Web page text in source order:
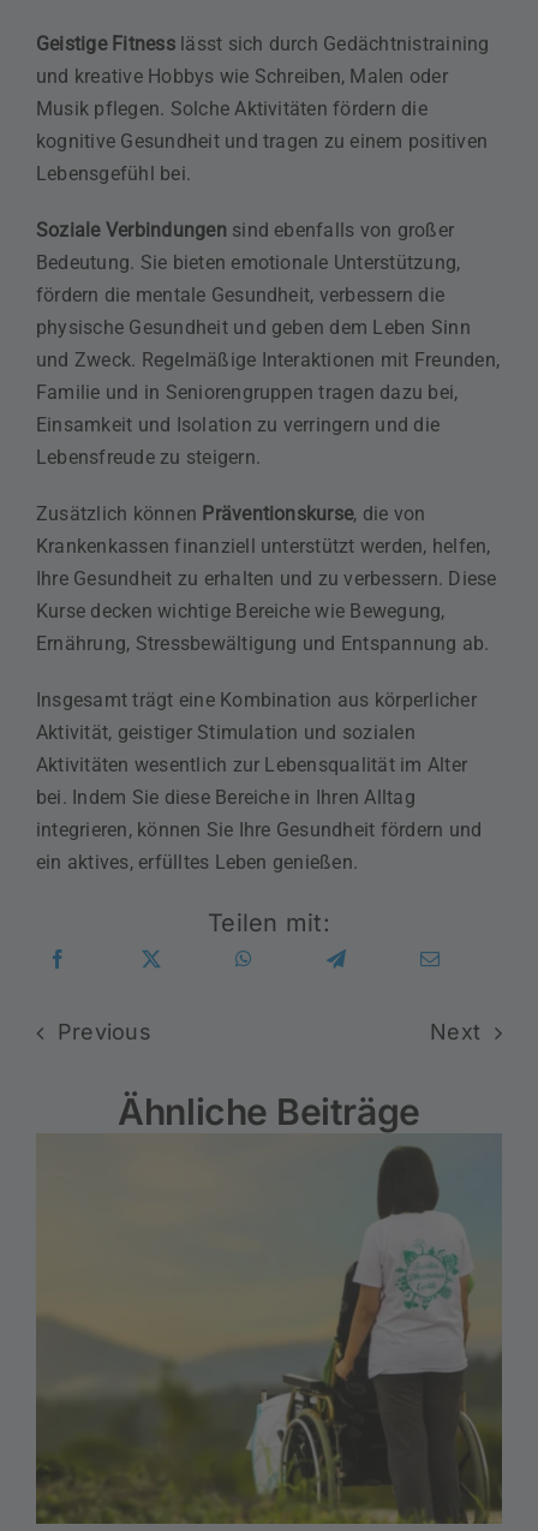
Geistige Fitnesslässt sich durch Gedächtnistraining
und kreative Hobbys wie Schreiben, Malen oder
Musik pflegen. Solche Aktivitäten fördern die
kognitive Gesundheit und tragen zu einem positiven
Lebensgefühl bei.
Soziale Verbindungensind ebenfalls von großer
Bedeutung. Sie bieten emotionale Unterstützung,
fördern die mentale Gesundheit, verbessern die
physische Gesundheit und geben dem Leben Sinn
und Zweck. Regelmäßige Interaktionen mit Freunden,
Familie und in Seniorengruppen tragen dazu bei,
Einsamkeit und Isolation zu verringern und die
Lebensfreude zu steigern.
Zusätzlich können Präventionskurse, die von
Krankenkassen finanziell unterstützt werden, helfen,
Ihre Gesundheit zu erhalten und zu verbessern. Diese
Kurse decken wichtige Bereiche wie Bewegung,
Ernährung, Stressbewältigung und Entspannung ab.
Insgesamt trägt eine Kombination aus körperlicher
Aktivität, geistiger Stimulation und sozialen
Aktivitäten wesentlich zur Lebensqualität im Alter
bei. Indem Sie diese Bereiche in Ihren Alltag
integrieren, können Sie Ihre Gesundheit fördern und
ein aktives, erfülltes Leben genießen.
Teilen mit:
Previous Next
Ähnliche Beiträge